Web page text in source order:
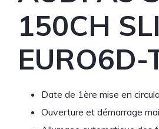
150CH
EURO6D-
Date de 1ère mise en
Ouverture et démarrage